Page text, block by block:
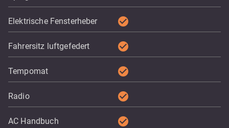
Elektrische Fensterheber check_circle
Fahrersitz luftgefedert check_circle
Tempomat check_circle
Radio check_circle
AC Handbuch check_circle